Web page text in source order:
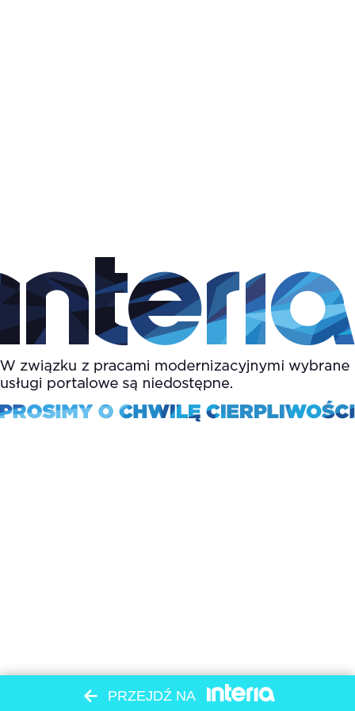
PRZEJDŹ NA